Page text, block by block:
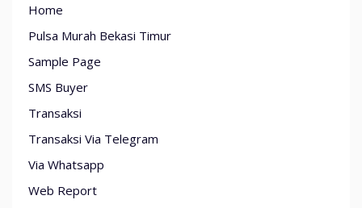
Home
Pulsa Murah Bekasi Timur
Sample Page
SMS Buyer
Transaksi
Transaksi Via Telegram
Via Whatsapp
Web Report